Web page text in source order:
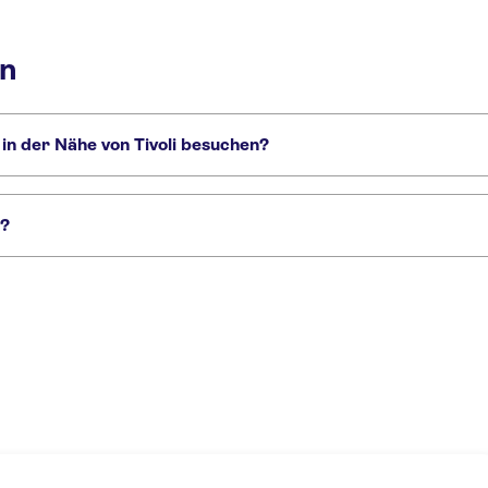
der Nähe von Tivoli besuchen?